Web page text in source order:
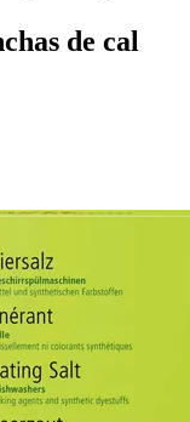
de cal